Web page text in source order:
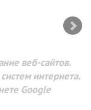
веб-сайтов.
интернета.
Google